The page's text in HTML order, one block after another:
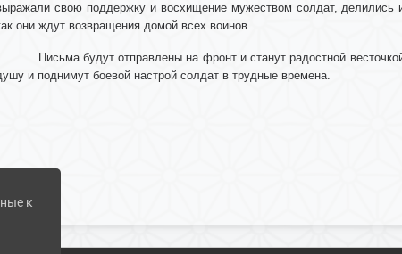
свою поддержку и восхищение мужеством солдат, делились
они ждут возвращения домой всех воинов.
Письма будут отправлены на фронт и станут радостной
и поднимут боевой настрой солдат в трудные времена.
к